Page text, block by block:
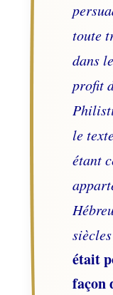
toute
dans
profit
le
étant
était
façon